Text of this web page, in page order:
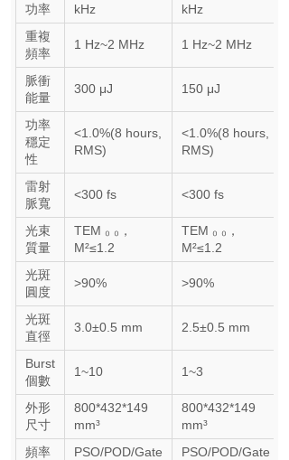
功率
kHz
kHz
重複
頻率
1 Hz~2 MHz 1 Hz~2 MHz
脈衝
能量
300 μJ 150 μJ
功率
穩定
性
<1.0%(8 hours,
RMS)
<1.0%(8 hours,
RMS)
雷射
脈寬
<300 fs <300 fs
光束
質量
TEM ₀ ₀，
M²≤1.2
TEM ₀ ₀，
M²≤1.2
光斑
圓度
>90% >90%
光斑
直徑
3.0±0.5 mm 2.5±0.5 mm
Burst
個數
1~10 1~3
外形
尺寸
800*432*149
mm³
800*432*149
mm³
頻率
PSO/POD/Gate
PSO/POD/Gate